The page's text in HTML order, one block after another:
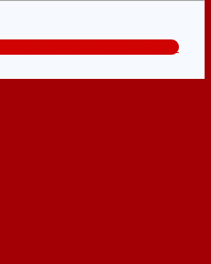
đài tư vấn miễn phí: 0824.400.400